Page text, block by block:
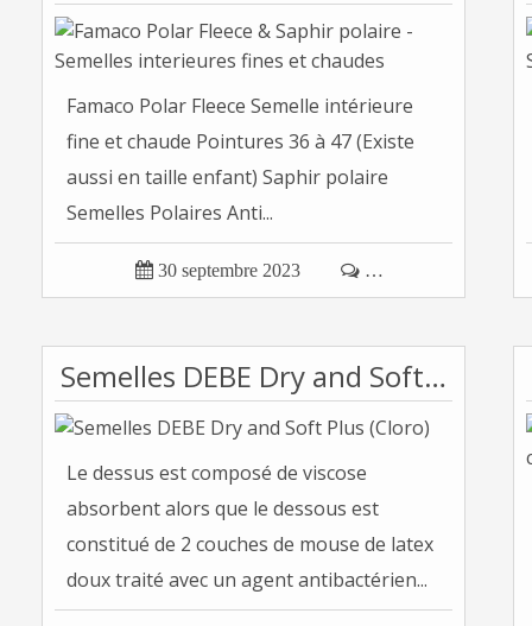
Famaco Polar Fleece Semelle intérieure
fine et chaude Pointures 36 à 47 (Existe
aussi en taille enfant) Saphir polaire
Semelles Polaires Anti...
 30 septembre 2023  …
Semelles DEBE Dry and Soft Plus (Cloro)
Le dessus est composé de viscose
absorbent alors que le dessous est
constitué de 2 couches de mouse de latex
doux traité avec un agent antibactérien...